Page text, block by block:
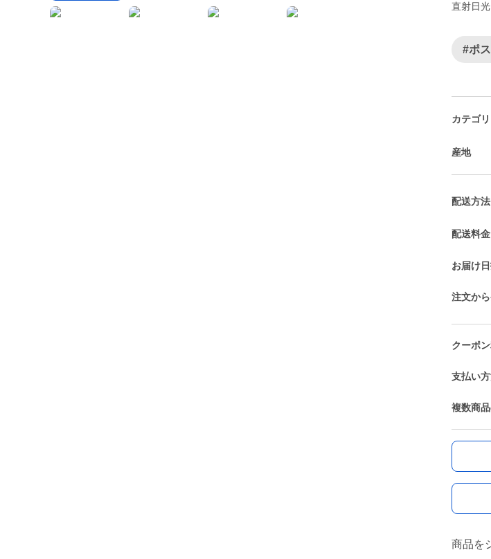
直射日
#ポ
カテゴリ
産地
配送方法
配送料金
お届け
注文か
クーポ
支払い
複数商
商品を